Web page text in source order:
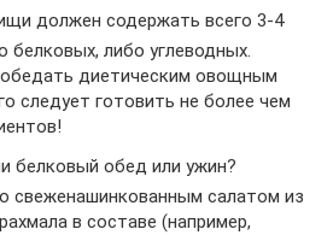
должен содержать всего 3-4
белковых, либо углеводных.
диетическим овощным
следует готовить не более чем
белковый обед или ужин?
свеженашинкованным салатом из
в составе (например,